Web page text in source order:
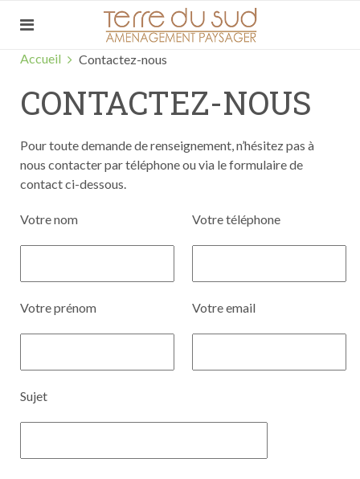
Accueil Contactez-nous
CONTACTEZ-NOUS
Pour toute demande de renseignement, n’hésitez pas à
nous contacter par téléphone ou via le formulaire de
contact ci-dessous.
Votre nom
Votre prénom
Votre téléphone
Votre email
Sujet